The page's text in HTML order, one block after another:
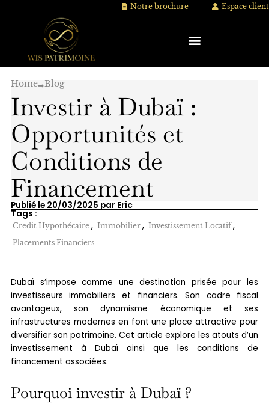
Notre brochure Espace client
Home Blog
Investir à Dubaï :
Opportunités et
Conditions de
Financement
Publié le 20/03/2025 par Eric
Tags :
Credit Hypothécaire , Immobilier , Investissement Locatif ,
Placements Financiers
Dubaï s’impose comme une destination prisée pour les
investisseurs immobiliers et financiers. Son cadre fiscal
avantageux, son dynamisme économique et ses
infrastructures modernes en font une place attractive pour
diversifier son patrimoine. Cet article explore les atouts d’un
investissement à Dubaï ainsi que les conditions de
financement associées.
Pourquoi investir à Dubaï ?